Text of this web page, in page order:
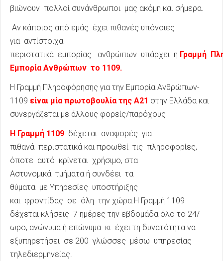
βιώνουν πολλοί συνάνθρωποι μας ακόμη και σήμερα.
Αν κάποιος από εμάς έχει πιθανές υπόνοιες
για αντίστοιχα
περιστατικά εμπορίας ανθρώπων υπάρχει η Γραμμή
Εμπορία Ανθρώπων το 1109.
Η Γραμμή Πληροφόρησης για την Εμπορία Ανθρώπων-
1109 είναι μία πρωτοβουλία της Α21 στην Ελλάδα και
συνεργάζεται με άλλους φορείς/παρόχους
Η Γραμμή 1109 δέχεται αναφορές για
πιθανά περιστατικά και προωθεί τις πληροφορίες,
όποτε αυτό κρίνεται χρήσιμο, στα
Αστυνομικά τμήματα ή συνδέει τα
θύματα με Υπηρεσίες υποστήριξης
και φροντίδας σε όλη την χώρα.Η Γραμμή 1109
δέχεται κλήσεις 7 ημέρες την εβδομάδα όλο το 24/
ωρο, ανώνυμα ή επώνυμα κι έχει τη δυνατότητα να
εξυπηρετήσει σε 200 γλώσσες μέσω υπηρεσίας
τηλεδιερμηνείας.